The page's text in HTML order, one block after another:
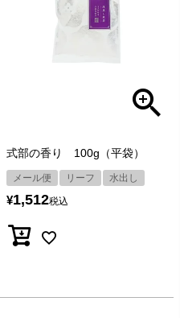
式部の香り 100g（平袋）
メール便 リーフ 水出し
¥1,512税込